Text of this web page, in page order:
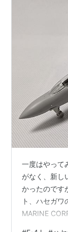
一度はやって
がなく、新し
かったのです
ト、ハセガ
MARINE